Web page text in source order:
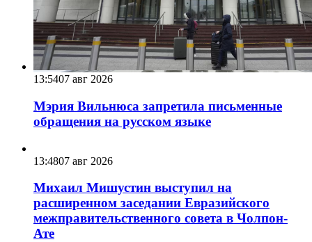
13:5407 авг 2026
Мэрия Вильнюса запретила письменные
обращения на русском языке
13:4807 авг 2026
Михаил Мишустин выступил на
расширенном заседании Евразийского
межправительственного совета в Чолпон-
Ате